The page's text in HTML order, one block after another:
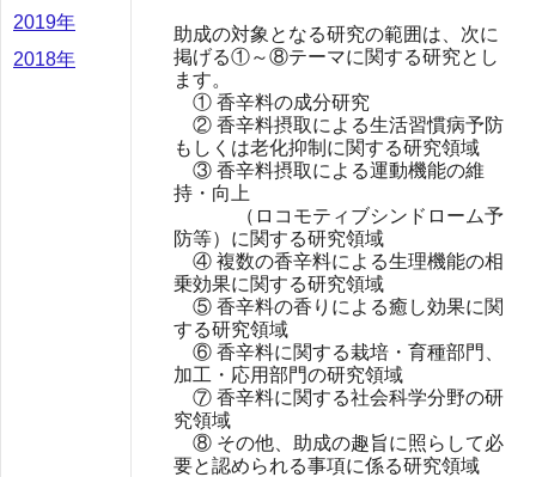
2019年
2018年
助成の対象となる研究の範囲は、次に
掲げる①～⑧テーマに関する研究とし
ます。
① 香辛料の成分研究
② 香辛料摂取による生活習慣病予防
もしくは老化抑制に関する研究領域
③ 香辛料摂取による運動機能の維
持・向上
（ロコモティブシンドローム予
防等）に関する研究領域
④ 複数の香辛料による生理機能の相
乗効果に関する研究領域
⑤ 香辛料の香りによる癒し効果に関
する研究領域
⑥ 香辛料に関する栽培・育種部門、
加工・応用部門の研究領域
⑦ 香辛料に関する社会科学分野の研
究領域
⑧ その他、助成の趣旨に照らして必
要と認められる事項に係る研究領域